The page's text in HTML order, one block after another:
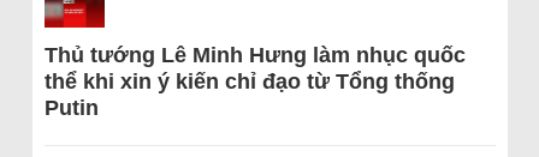
Thủ tướng Lê Minh Hưng làm nhục quốc
thể khi xin ý kiến chỉ đạo từ Tổng thống
Putin